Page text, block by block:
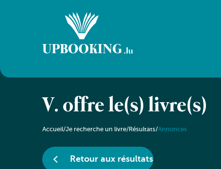
V. offre le(s) livre(s)
Accueil/Je recherche un livre/Résultats/Annonces
Retour aux résultats